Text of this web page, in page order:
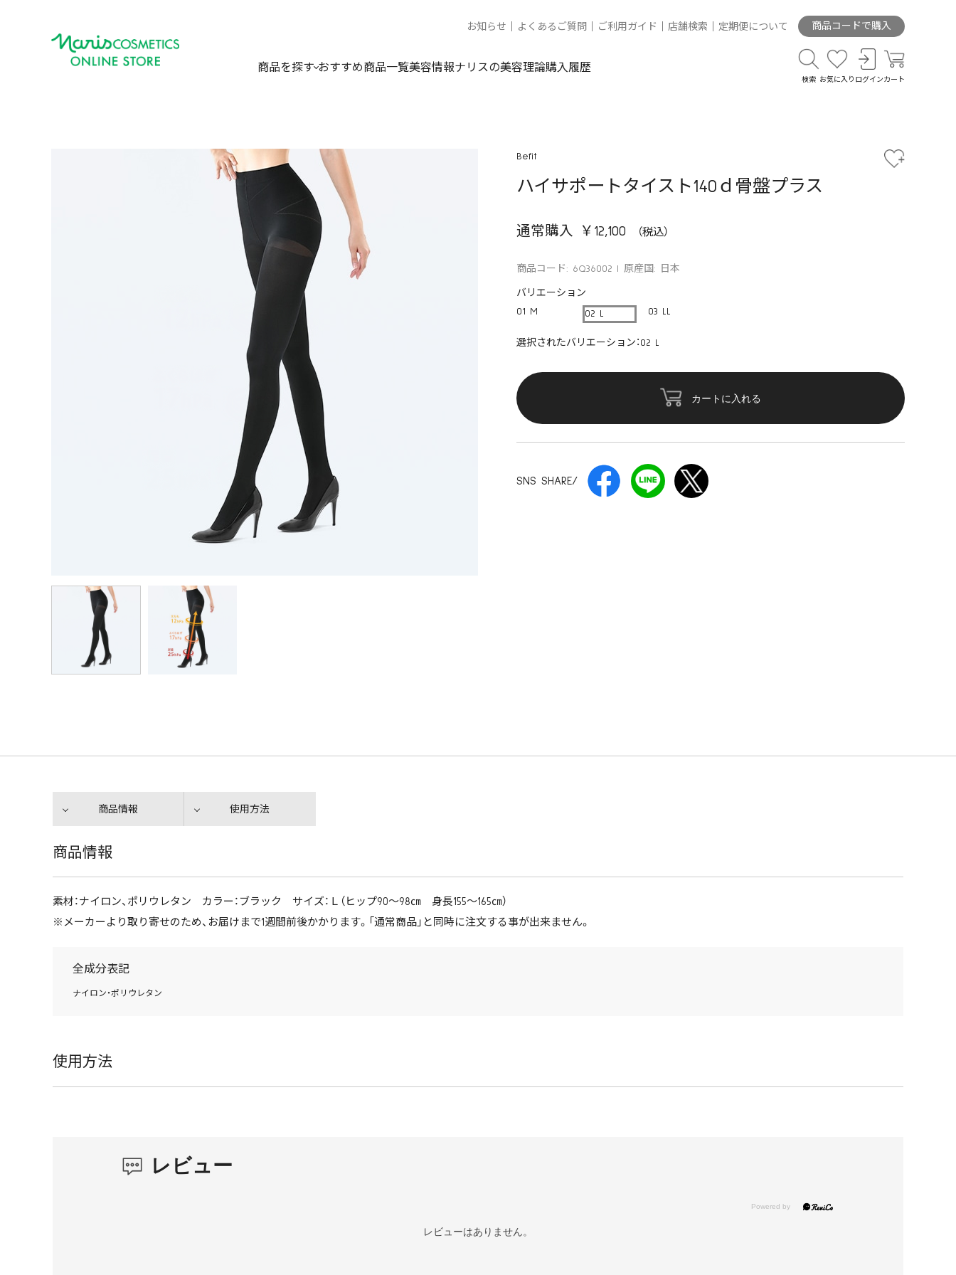
お知らせ よくあるご質問 ご利用ガイド 店舗検索 定期便について 商品コードで購入
商品を探す おすすめ商品一覧美容情報ナリスの美容理論購入履歴
検索 お気に入り ログイン カート
Befit
ハイサポートタイスト140ｄ骨盤プラス
通常購入 ￥12,100
商品コード: 6Q36002 原産国: 日本
バリエーション
01 M
02 L 03 LL
選択されたバリエーション：02 L
カートに入れる
SNS SHARE/
商品情報 使用方法
商品情報
素材：ナイロン、ポリウレタン カラー：ブラック サイズ：Ｌ（ヒップ90～98㎝ 身長155～165㎝）
※メーカーより取り寄せのため、お届けまで1週間前後かかります。「通常商品」と同時に注文する事が出来ません。
全成分表記
ナイロン・ポリウレタン
使用方法
レビュー
レビューはありません。